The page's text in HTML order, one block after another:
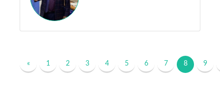
« 1 2 3 4 5 6 7 8 9